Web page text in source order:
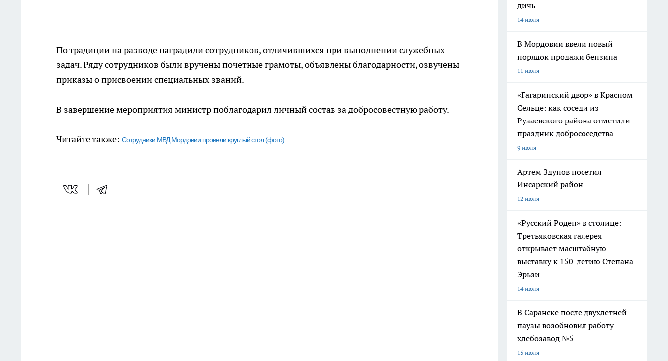
По традиции на разводе наградили сотрудников, отличившихся при выполнении служебных
задач. Ряду сотрудников были вручены почетные грамоты, объявлены благодарности, озвучены
приказы о присвоении специальных званий.
В завершение мероприятия министр поблагодарил личный состав за добросовестную работу.
Читайте также: Сотрудники МВД Мордовии провели круглый стол (фото)
дичь
14 июля
В Мордовии ввели новый
порядок продажи бензина
11 июля
«Гагаринский двор» в Красном
Сельце: как соседи из
Рузаевского района отметили
праздник добрососедства
9 июля
Артем Здунов посетил
Инсарский район
12 июля
«Русский Роден» в столице:
Третьяковская галерея
открывает масштабную
выставку к 150-летию Степана
Эрьзи
14 июля
В Саранске после двухлетней
паузы возобновил работу
хлебозавод №5
15 июля